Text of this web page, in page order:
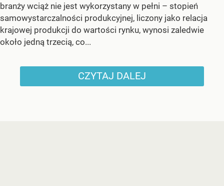
branży wciąż nie jest wykorzystany w pełni – stopień
samowystarczalności produkcyjnej, liczony jako relacja
krajowej produkcji do wartości rynku, wynosi zaledwie
około jedną trzecią, co...
CZYTAJ DALEJ